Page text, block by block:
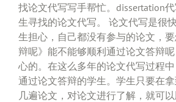
找论文代写写手帮忙。dissertation
生寻找的论文代写。 论文代写是很
生担心，自己都没有参与的论文，
辩呢》能不能够顺利通过论文答辩
心的。在这么多年的论文代写过程
通过论文答辩的学生。学生只要在
几遍论文，对论文进行了解，就可